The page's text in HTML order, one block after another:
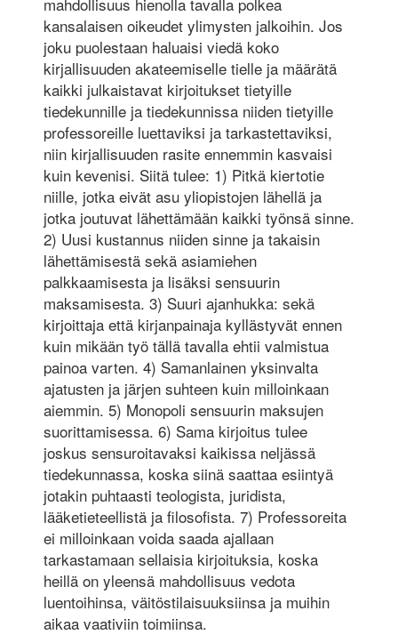
kansalaisen oikeudet ylimysten jalkoihin. Jos
joku puolestaan haluaisi viedä koko
kirjallisuuden akateemiselle tielle ja määrätä
kaikki julkaistavat kirjoitukset tietyille
tiedekunnille ja tiedekunnissa niiden tietyille
professoreille luettaviksi ja tarkastettaviksi,
niin kirjallisuuden rasite ennemmin kasvaisi
kuin kevenisi. Siitä tulee: 1) Pitkä kiertotie
niille, jotka eivät asu yliopistojen lähellä ja
jotka joutuvat lähettämään kaikki työnsä sinne.
2) Uusi kustannus niiden sinne ja takaisin
lähettämisestä sekä asiamiehen
palkkaamisesta ja lisäksi sensuurin
maksamisesta. 3) Suuri ajanhukka: sekä
kirjoittaja että kirjanpainaja kyllästyvät ennen
kuin mikään työ tällä tavalla ehtii valmistua
painoa varten. 4) Samanlainen yksinvalta
ajatusten ja järjen suhteen kuin milloinkaan
aiemmin. 5) Monopoli sensuurin maksujen
suorittamisessa. 6) Sama kirjoitus tulee
joskus sensuroitavaksi kaikissa neljässä
tiedekunnassa, koska siinä saattaa esiintyä
jotakin puhtaasti teologista, juridista,
lääketieteellistä ja filosofista. 7) Professoreita
ei milloinkaan voida saada ajallaan
tarkastamaan sellaisia kirjoituksia, koska
heillä on yleensä mahdollisuus vedota
luentoihinsa, väitöstilaisuuksiinsa ja muihin
aikaa vaativiin toimiinsa.